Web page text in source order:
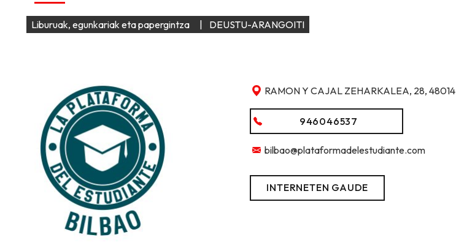
Liburuak, egunkariak eta papergintza | DEUSTU-ARANGOITI
RAMON Y CAJAL ZEHARKALEA, 28, 48014
946046537
bilbao@plataformadelestudiante.com
INTERNETEN GAUDE